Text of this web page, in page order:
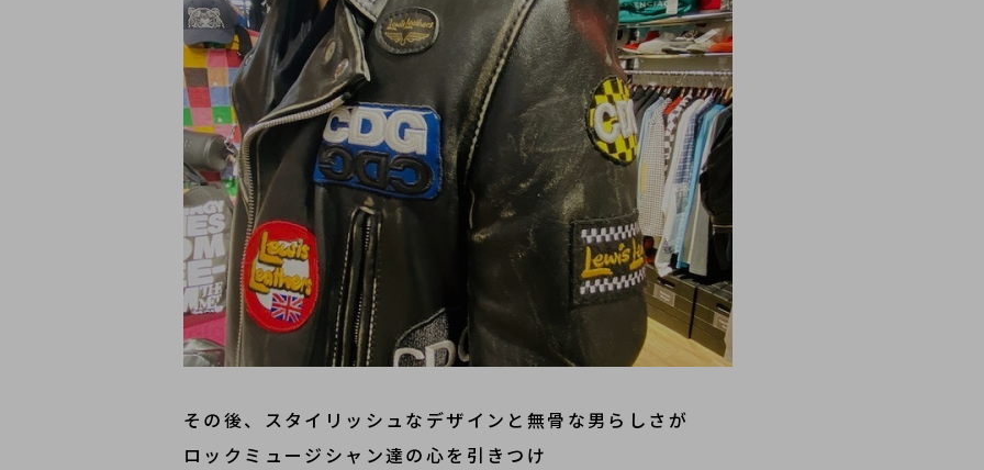
その後、スタイリッシュなデザインと無骨な男らしさが
ロックミュージシャン達の心を引きつけ